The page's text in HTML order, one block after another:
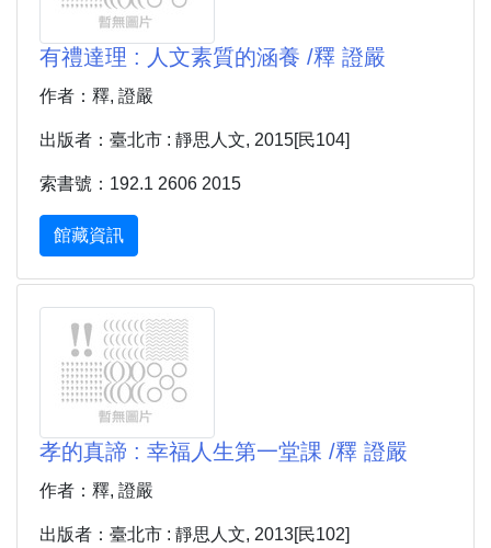
有禮達理 : 人文素質的涵養 /釋 證嚴
作者：釋, 證嚴
出版者：臺北市 : 靜思人文, 2015[民104]
索書號：192.1 2606 2015
館藏資訊
孝的真諦 : 幸福人生第一堂課 /釋 證嚴
作者：釋, 證嚴
出版者：臺北市 : 靜思人文, 2013[民102]